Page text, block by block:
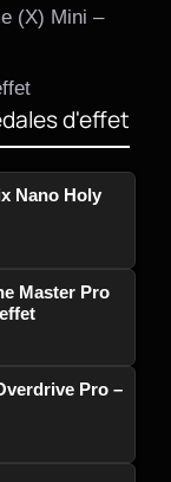
(X) Mini –
d'effet
Nano Holy
Master Pro
Pro –